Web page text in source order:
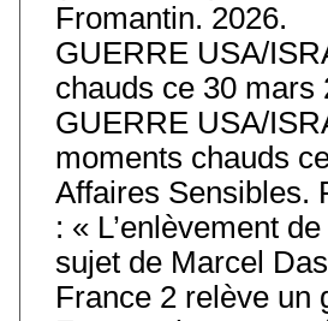
Fromantin. 2026.
GUERRE USA/
chauds ce 30 mars
GUERRE USA/
moments chauds
Affaires Sensibles.
: « L’enlèvement
sujet de Marcel
France 2 relève un